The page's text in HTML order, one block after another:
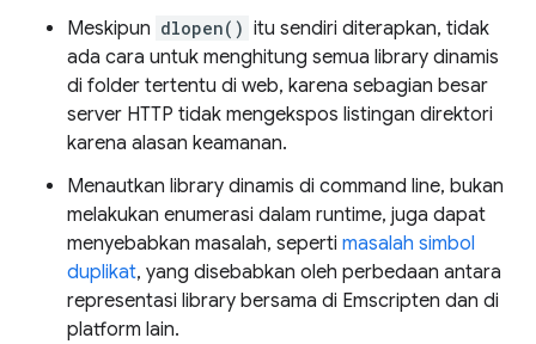
Meskipun dlopen() itu sendiri diterapkan, tidak
ada cara untuk menghitung semua library dinamis
di folder tertentu di web, karena sebagian besar
server HTTP tidak mengekspos listingan direktori
karena alasan keamanan.
Menautkan library dinamis di command line, bukan
melakukan enumerasi dalam runtime, juga dapat
menyebabkan masalah, seperti masalah simbol
duplikat, yang disebabkan oleh perbedaan antara
representasi library bersama di Emscripten dan di
platform lain.